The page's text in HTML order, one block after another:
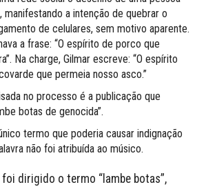
manifestando a intenção de quebrar o
de celulares, sem motivo aparente.
a frase: “O espírito de porco que
Na charge, Gilmar escreve: “O espírito
que permeia nosso asco.”
no processo é a publicação que
botas de genocida”.
termo que poderia causar indignação
não foi atribuída ao músico.
foi dirigido o termo “lambe botas”,